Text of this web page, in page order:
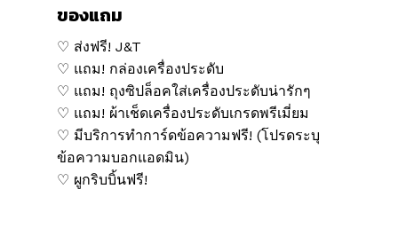
ของแถม
♡ ส่งฟรี! J&T
♡ แถม! กล่องเครื่องประดับ
♡ แถม! ถุงซิปล็อคใส่เครื่องประดับน่ารักๆ
♡ แถม! ผ้าเช็ดเครื่องประดับเกรดพรีเมี่ยม
♡ มีบริการทำการ์ดข้อความฟรี! (โปรดระบุ
ข้อความบอกแอดมิน)
♡ ผูกริบบิ้นฟรี!